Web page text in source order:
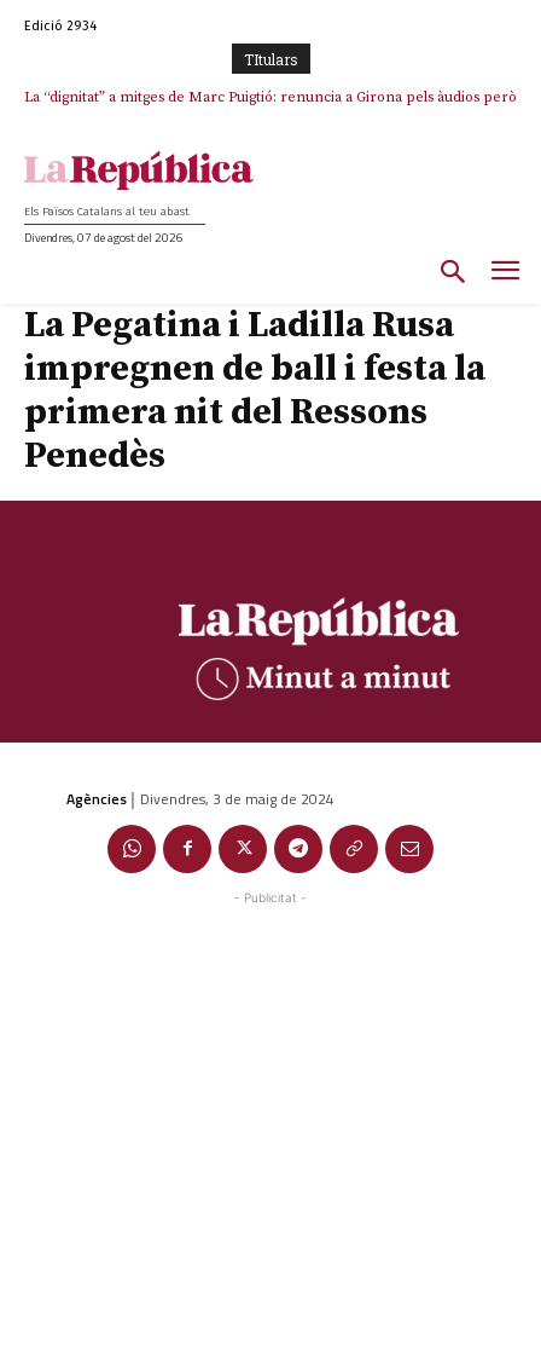
Edició 2934
TItulars
La “dignitat” a mitges de Marc Puigtió: renuncia a Girona pels àudios però
Els Països Catalans al teu abast
Divendres, 07 de agost del 2026
La Pegatina i Ladilla Rusa
impregnen de ball i festa la
primera nit del Ressons
Penedès
Agències | Divendres, 3 de maig de 2024
- Publicitat -